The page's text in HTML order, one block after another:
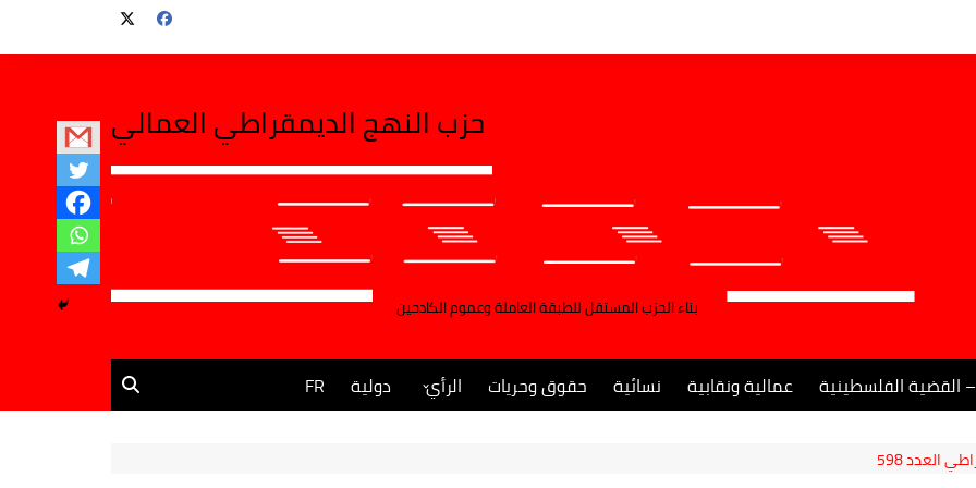
حزب النهج الديمقراطي العمالي
بناء الحزب المستقل للطبقة العاملة وعموم الكادحين
– القضية الفلسطينية عمالية ونقابية نسائية حقوق وحريات الرأي دولية FR
العدد 598